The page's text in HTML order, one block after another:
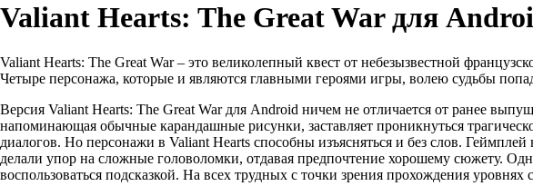
Valiant Hearts: The Great War для
Valiant Hearts: The Great War – это великолепный квест от небезызвестной
Четыре персонажа, которые и являются главными героями игры, волею судьбы
Версия Valiant Hearts: The Great War для Android ничем не отличается от ранее
напоминающая обычные карандашные рисунки, заставляет проникнуться
диалогов. Но персонажи в Valiant Hearts способны изъясняться и без слов.
делали упор на сложные головоломки, отдавая предпочтение хорошему сюжету.
воспользоваться подсказкой. На всех трудных с точки зрения прохождения